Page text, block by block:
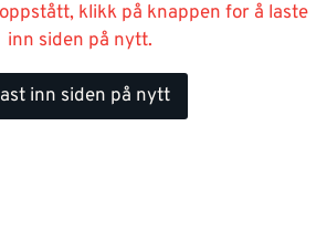
klikk på knappen for å laste
inn siden på nytt.
inn siden på nytt